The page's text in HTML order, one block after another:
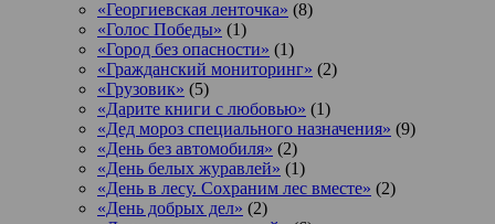
«Георгиевская ленточка» (8)
«Голос Победы» (1)
«Город без опасности» (1)
«Гражданский мониторинг» (2)
«Грузовик» (5)
«Дарите книги с любовью» (1)
«Дед мороз специального назначения» (9)
«День без автомобиля» (2)
«День белых журавлей» (1)
«День в лесу. Сохраним лес вместе» (2)
«День добрых дел» (2)